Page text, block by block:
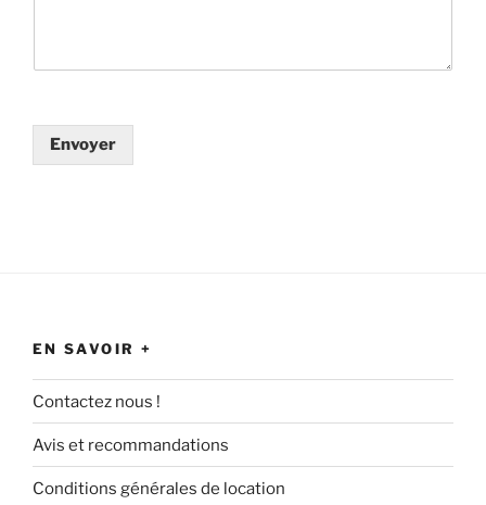
Envoyer
EN SAVOIR +
Contactez nous !
Avis et recommandations
Conditions générales de location